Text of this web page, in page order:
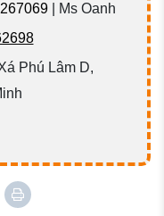
| Ms Oanh
Phú Lâm D,